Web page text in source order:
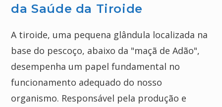
da Saúde da Tiroide
A tiroide, uma pequena glândula localizada na
base do pescoço, abaixo da "maçã de Adão",
desempenha um papel fundamental no
funcionamento adequado do nosso
organismo. Responsável pela produção e